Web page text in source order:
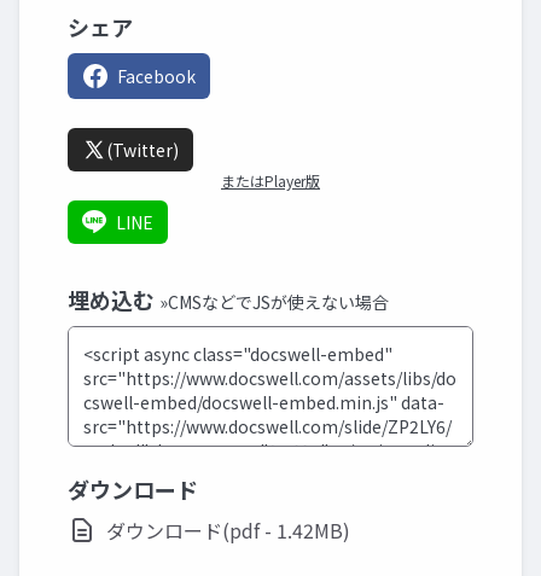
シェア
Facebook
(Twitter)
またはPlayer版
LINE
埋め込む »CMSなどでJSが使えない場合
ダウンロード
ダウンロード(pdf - 1.42MB)